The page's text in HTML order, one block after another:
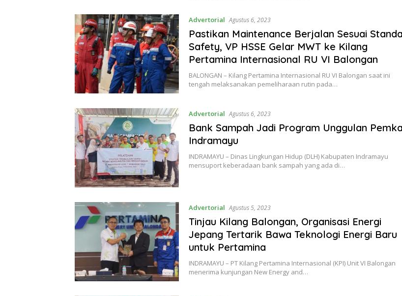
Advertorial Agustus 6, 2023
Pastikan Maintenance Berjalan Sesuai
Safety, VP HSSE Gelar MWT ke Kilang
Pertamina Internasional RU VI Balongan
BALONGAN – Kilang Pertamina Internasional RU VI Balongan saat ini
tengah melaksanakan pemeliharaan rutin pada…
Advertorial Agustus 6, 2023
Bank Sampah Jadi Program Unggulan
Indramayu
INDRAMAYU – Dinas Lingkungan Hidup (DLH) Kabupaten Indramayu
mensuport keberadaan bank sampah yang ada di…
Advertorial Agustus 5, 2023
Tinjau Kilang Balongan, Organisasi Energi
Jepang Tertarik Bawa Teknologi Energi Baru
untuk Pertamina
INDRAMAYU – PT Kilang Pertamina Internasional (KPI) Unit VI Balongan
menerima kunjungan New Energy and…